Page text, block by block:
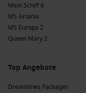
Mein Schiff 6
MS Artania
MS Europa 2
Queen Mary 2
Top Angebote
Dreamlines Packages